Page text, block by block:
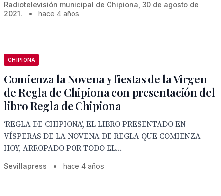
Radiotelevisión municipal de Chipiona, 30 de agosto de
2021.
• hace 4 años
CHIPIONA
Comienza la Novena y fiestas de la Virgen
de Regla de Chipiona con presentación del
libro Regla de Chipiona
‘REGLA DE CHIPIONA’, EL LIBRO PRESENTADO EN
VÍSPERAS DE LA NOVENA DE REGLA QUE COMIENZA
HOY, ARROPADO POR TODO EL...
Sevillapress • hace 4 años